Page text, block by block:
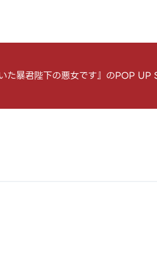
た暴君陛下の悪女です』のPOP UP